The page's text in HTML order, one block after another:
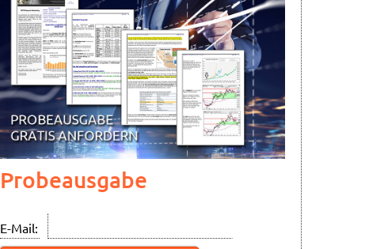
Probeausgabe
E-Mail: